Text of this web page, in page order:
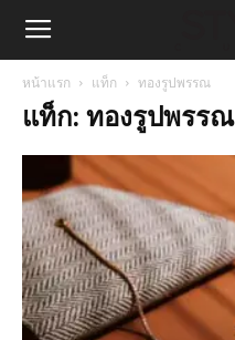
หน้าแรก แท็ก ทองรูปพรรณ
แท็ก: ทองรูปพรรณ